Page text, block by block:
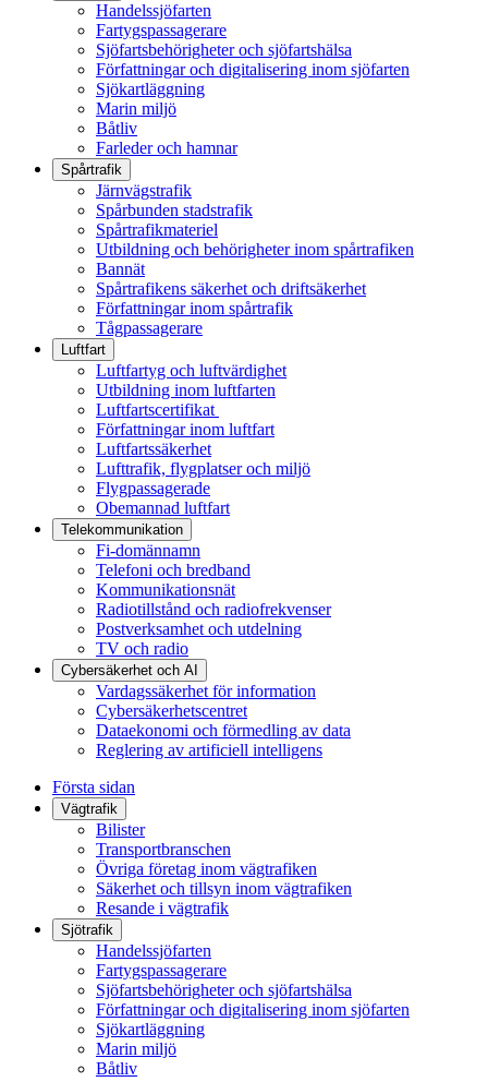
Handelssjöfarten
Fartygspassagerare
Sjöfartsbehörigheter och sjöfartshälsa
Författningar och digitalisering inom sjöfarten
Sjökartläggning
Marin miljö
Båtliv
Farleder och hamnar
Spårtrafik
Järnvägstrafik
Spårbunden stadstrafik
Spårtrafikmateriel
Utbildning och behörigheter inom spårtrafiken
Bannät
Spårtrafikens säkerhet och driftsäkerhet
Författningar inom spårtrafik
Tågpassagerare
Luftfart
Luftfartyg och luftvärdighet
Utbildning inom luftfarten
Luftfartscertifikat
Författningar inom luftfart
Luftfartssäkerhet
Lufttrafik, flygplatser och miljö
Flygpassagerade
Obemannad luftfart
Telekommunikation
Fi-domännamn
Telefoni och bredband
Kommunikationsnät
Radiotillstånd och radiofrekvenser
Postverksamhet och utdelning
TV och radio
Cybersäkerhet och AI
Vardagssäkerhet för information
Cybersäkerhetscentret
Dataekonomi och förmedling av data
Reglering av artificiell intelligens
Första sidan
Vägtrafik
Bilister
Transportbranschen
Övriga företag inom vägtrafiken
Säkerhet och tillsyn inom vägtrafiken
Resande i vägtrafik
Sjötrafik
Handelssjöfarten
Fartygspassagerare
Sjöfartsbehörigheter och sjöfartshälsa
Författningar och digitalisering inom sjöfarten
Sjökartläggning
Marin miljö
Båtliv